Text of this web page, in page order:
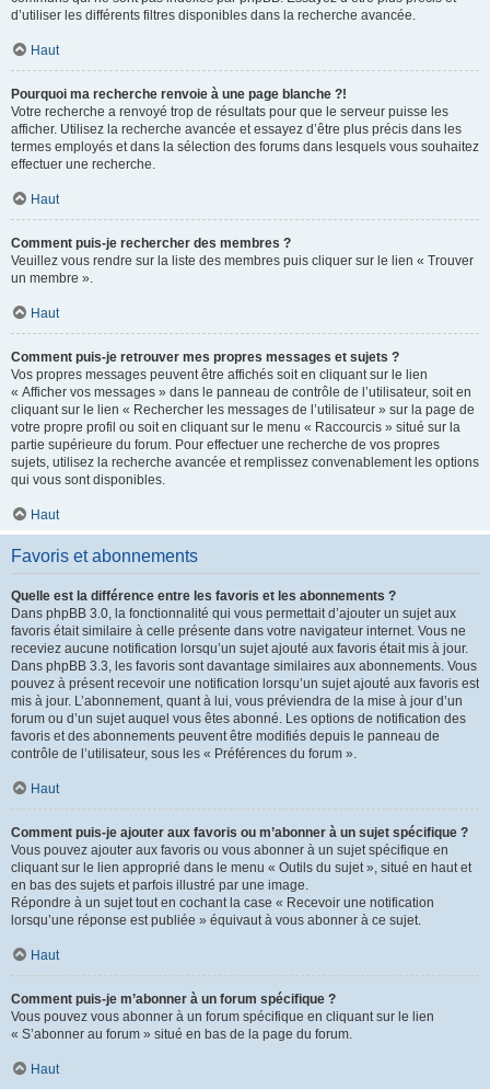
d’utiliser les différents filtres disponibles dans la recherche avancée.
Haut
Pourquoi ma recherche renvoie à une page blanche ?!
Votre recherche a renvoyé trop de résultats pour que le serveur puisse les
afficher. Utilisez la recherche avancée et essayez d’être plus précis dans les
termes employés et dans la sélection des forums dans lesquels vous souhaitez
effectuer une recherche.
Haut
Comment puis-je rechercher des membres ?
Veuillez vous rendre sur la liste des membres puis cliquer sur le lien « Trouver
un membre ».
Haut
Comment puis-je retrouver mes propres messages et sujets ?
Vos propres messages peuvent être affichés soit en cliquant sur le lien
« Afficher vos messages » dans le panneau de contrôle de l’utilisateur, soit en
cliquant sur le lien « Rechercher les messages de l’utilisateur » sur la page de
votre propre profil ou soit en cliquant sur le menu « Raccourcis » situé sur la
partie supérieure du forum. Pour effectuer une recherche de vos propres
sujets, utilisez la recherche avancée et remplissez convenablement les options
qui vous sont disponibles.
Haut
Favoris et abonnements
Quelle est la différence entre les favoris et les abonnements ?
Dans phpBB 3.0, la fonctionnalité qui vous permettait d’ajouter un sujet aux
favoris était similaire à celle présente dans votre navigateur internet. Vous ne
receviez aucune notification lorsqu’un sujet ajouté aux favoris était mis à jour.
Dans phpBB 3.3, les favoris sont davantage similaires aux abonnements. Vous
pouvez à présent recevoir une notification lorsqu’un sujet ajouté aux favoris est
mis à jour. L’abonnement, quant à lui, vous préviendra de la mise à jour d’un
forum ou d’un sujet auquel vous êtes abonné. Les options de notification des
favoris et des abonnements peuvent être modifiés depuis le panneau de
contrôle de l’utilisateur, sous les « Préférences du forum ».
Haut
Comment puis-je ajouter aux favoris ou m’abonner à un sujet spécifique ?
Vous pouvez ajouter aux favoris ou vous abonner à un sujet spécifique en
cliquant sur le lien approprié dans le menu « Outils du sujet », situé en haut et
en bas des sujets et parfois illustré par une image.
Répondre à un sujet tout en cochant la case « Recevoir une notification
lorsqu’une réponse est publiée » équivaut à vous abonner à ce sujet.
Haut
Comment puis-je m’abonner à un forum spécifique ?
Vous pouvez vous abonner à un forum spécifique en cliquant sur le lien
« S’abonner au forum » situé en bas de la page du forum.
Haut